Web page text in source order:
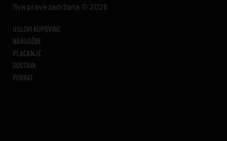
Sva prava zadržana © 2026
USLOVI KUPOVINE
NARUDŽBE
PLAĆANJE
DOSTAVA
POVRAT